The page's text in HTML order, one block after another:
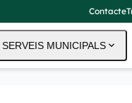
Contacte
SERVEIS MUNICIPALS expand_more